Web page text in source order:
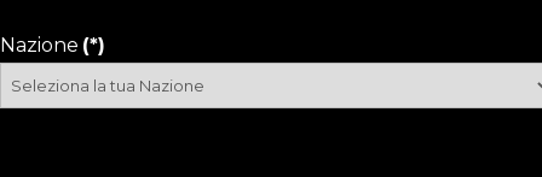
Nazione (*)